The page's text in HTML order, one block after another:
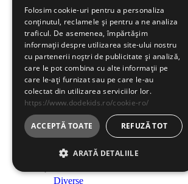
Creatie
Creatie
Indemanare
Indemanare
Arme
Arme
Parcari / Circuite
Parcari / Circuite
Jucarii rol
Jucarii rol
Diverse
Folosim cookie-uri pentru a personaliza
conținutul, reclamele și pentru a ne analiza
traficul. De asemenea, împărtășim
informații despre utilizarea site-ului nostru
cu partenerii noștri de publicitate și analiză,
care le pot combina cu alte informații pe
care le-ați furnizat sau pe care le-au
colectat din utilizarea serviciilor lor.
https://www.dodekids.ro/cookie-ro/
ACCEPTĂ TOATE REFUZĂ TOT
ARATĂ DETALIILE